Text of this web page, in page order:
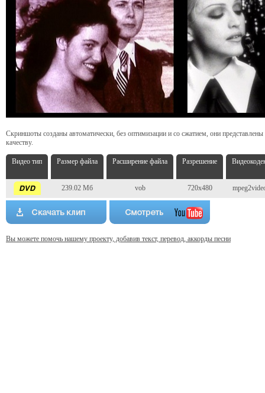
Скриншоты созданы автоматически, без оптимизации и со сжатием, они
качеству.
Видео тип Размер файла Расширение файла Разрешение
239.02 Мб vob 720x480
Вы можете помочь нашему проекту, добавив текст, перевод, аккорды песни